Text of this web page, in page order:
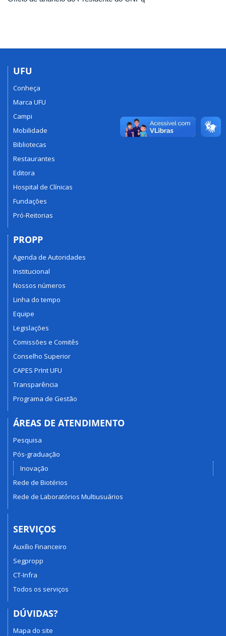
UFU
Conheça
Marca UFU
Campi
Mobilidade
Bibliotecas
Restaurantes
Editora
Hospital de Clínicas
Fundações
Pró-Reitorias
PROPP
Agenda de Autoridades
Institucional
Nossos números
Linha do tempo
Equipe
Legislações
Comissões e Comitês
Conselho Superior
CAPES PrInt UFU
Transparência
Programa de Gestão
ÁREAS DE ATENDIMENTO
Pesquisa
Pós-graduação
Inovação
Rede de Biotérios
Rede de Laboratórios Multiusuários
SERVIÇOS
Auxílio Financeiro
Segpropp
CT-Infra
Todos os serviços
DÚVIDAS?
Mapa do site